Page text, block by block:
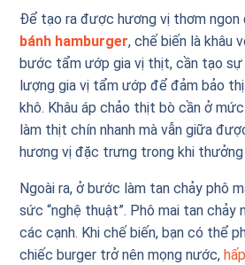
Để tạo ra được hương vị thơm
bánh hamburger, chế biến là khâu
bước tẩm ướp gia vị thịt, cần tạo
lượng gia vị tẩm ướp để đảm bảo
khô. Khâu áp chảo thịt bò cần ở
làm thịt chín nhanh mà vẫn giữa
hương vị đặc trưng trong khi
Ngoài ra, ở bước làm tan chảy phô
sức “nghệ thuật”. Phô mai tan chảy
các cạnh. Khi chế biến, bạn có thể
chiếc burger trở nên mọng nước,